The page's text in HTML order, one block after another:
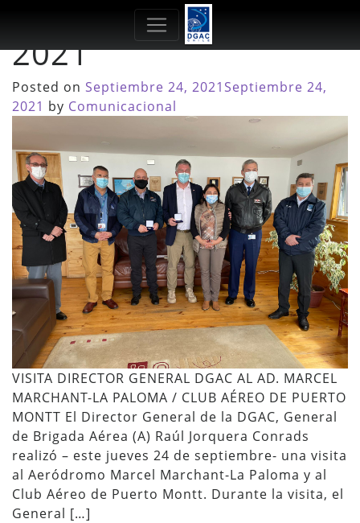
Septiembre
2021
Posted on Septiembre 24, 2021 Septiembre 24,
2021 by Comunicacional
VISITA DIRECTOR GENERAL DGAC AL AD. MARCEL
MARCHANT-LA PALOMA / CLUB AÉREO DE PUERTO
MONTT El Director General de la DGAC, General
de Brigada Aérea (A) Raúl Jorquera Conrads
realizó – este jueves 24 de septiembre- una visita
al Aeródromo Marcel Marchant-La Paloma y al
Club Aéreo de Puerto Montt. Durante la visita, el
General […]